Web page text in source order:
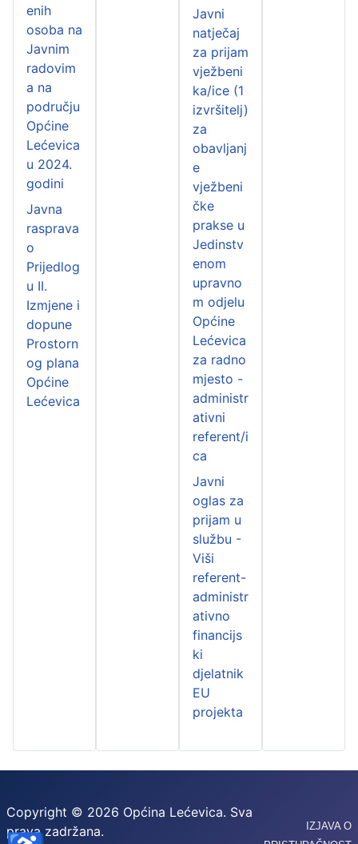
enih
osoba na
Javnim
radovim
a na
području
Općine
Lećevica
u 2024.
godini
Javna
rasprava
o
Prijedlog
u II.
Izmjene i
dopune
Prostorn
og plana
Općine
Lećevica
Javni
natječaj
za prijam
vježbeni
ka/ice (1
izvršitelj)
za
obavljanj
e
vježbeni
čke
prakse u
Jedinstv
enom
upravno
m odjelu
Općine
Lećevica
za radno
mjesto -
administr
ativni
referent/i
ca
Javni
oglas za
prijam u
službu -
Viši
referent-
administr
ativno
financijs
ki
djelatnik
EU
projekta
Copyright © 2026 Općina Lećevica. Sva
prava zadržana.
IZJAVA O